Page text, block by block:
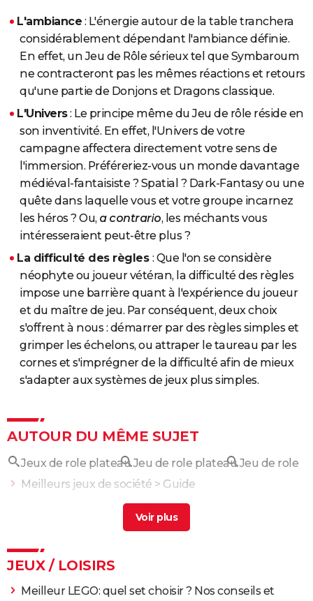
L'ambiance : L'énergie autour de la table tranchera
considérablement dépendant l'ambiance définie.
En effet, un Jeu de Rôle sérieux tel que Symbaroum
ne contracteront pas les mêmes réactions et retours
qu'une partie de Donjons et Dragons classique.
L'Univers: Le principe même du Jeu de rôle réside en
son inventivité. En effet, l'Univers de votre
campagne affectera directement votre sens de
l'immersion. Préféreriez-vous un monde davantage
médiéval-fantaisiste ? Spatial ? Dark-Fantasy ou une
quête dans laquelle vous et votre groupe incarnez
les héros ? Ou, a contrario, les méchants vous
intéresseraient peut-être plus ?
La difficulté des règles : Que l'on se considère
néophyte ou joueur vétéran, la difficulté des règles
impose une barrière quant à l'expérience du joueur
et du maître de jeu. Par conséquent, deux choix
s'offrent à nous : démarrer par des règles simples et
grimper les échelons, ou attraper le taureau par les
cornes et s'imprégner de la difficulté afin de mieux
s'adapter aux systèmes de jeux plus simples.
AUTOUR DU MÊME SUJET
Jeux de role plateauJeu de role plateauJeu de role
Meilleurs jeux de société > Guide
[résolu] >Forum Séduction
JEUX / LOISIRS
Meilleur LEGO: quel set choisir ? Nos conseils et